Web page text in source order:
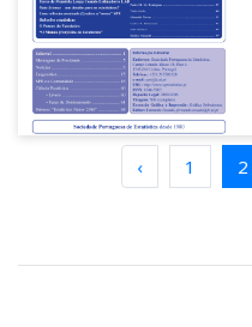
‹ 1 2